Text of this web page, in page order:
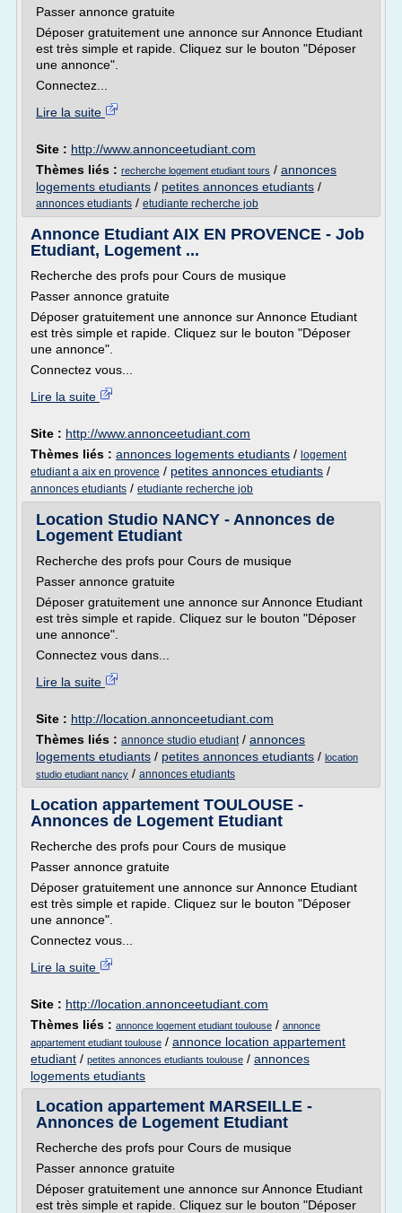
Passer annonce gratuite
Déposer gratuitement une annonce sur Annonce Etudiant
est très simple et rapide. Cliquez sur le bouton "Déposer
une annonce".
Connectez...
Lire la suite
Site : http://www.annonceetudiant.com
Thèmes liés : recherche logement etudiant tours / annonces
logements etudiants / petites annonces etudiants /
annonces etudiants / etudiante recherche job
Annonce Etudiant AIX EN PROVENCE - Job
Etudiant, Logement ...
Recherche des profs pour Cours de musique
Passer annonce gratuite
Déposer gratuitement une annonce sur Annonce Etudiant
est très simple et rapide. Cliquez sur le bouton "Déposer
une annonce".
Connectez vous...
Lire la suite
Site : http://www.annonceetudiant.com
Thèmes liés : annonces logements etudiants / logement
etudiant a aix en provence / petites annonces etudiants /
annonces etudiants / etudiante recherche job
Location Studio NANCY - Annonces de
Logement Etudiant
Recherche des profs pour Cours de musique
Passer annonce gratuite
Déposer gratuitement une annonce sur Annonce Etudiant
est très simple et rapide. Cliquez sur le bouton "Déposer
une annonce".
Connectez vous dans...
Lire la suite
Site : http://location.annonceetudiant.com
Thèmes liés : annonce studio etudiant/ annonces
logements etudiants / petites annonces etudiants / location
studio etudiant nancy / annonces etudiants
Location appartement TOULOUSE -
Annonces de Logement Etudiant
Recherche des profs pour Cours de musique
Passer annonce gratuite
Déposer gratuitement une annonce sur Annonce Etudiant
est très simple et rapide. Cliquez sur le bouton "Déposer
une annonce".
Connectez vous...
Lire la suite
Site : http://location.annonceetudiant.com
Thèmes liés : annonce logement etudiant toulouse / annonce
appartement etudiant toulouse / annonce location appartement
etudiant / petites annonces etudiants toulouse / annonces
logements etudiants
Location appartement MARSEILLE -
Annonces de Logement Etudiant
Recherche des profs pour Cours de musique
Passer annonce gratuite
Déposer gratuitement une annonce sur Annonce Etudiant
est très simple et rapide. Cliquez sur le bouton "Déposer